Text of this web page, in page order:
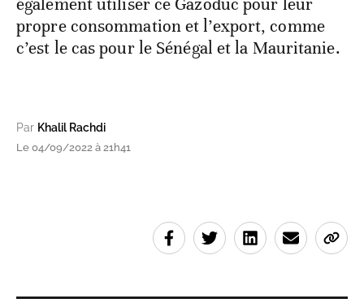
propre consommation et l’export, comme
c’est le cas pour le Sénégal et la Mauritanie.
Par Khalil Rachdi
Le 04/09/2022 à 21h41